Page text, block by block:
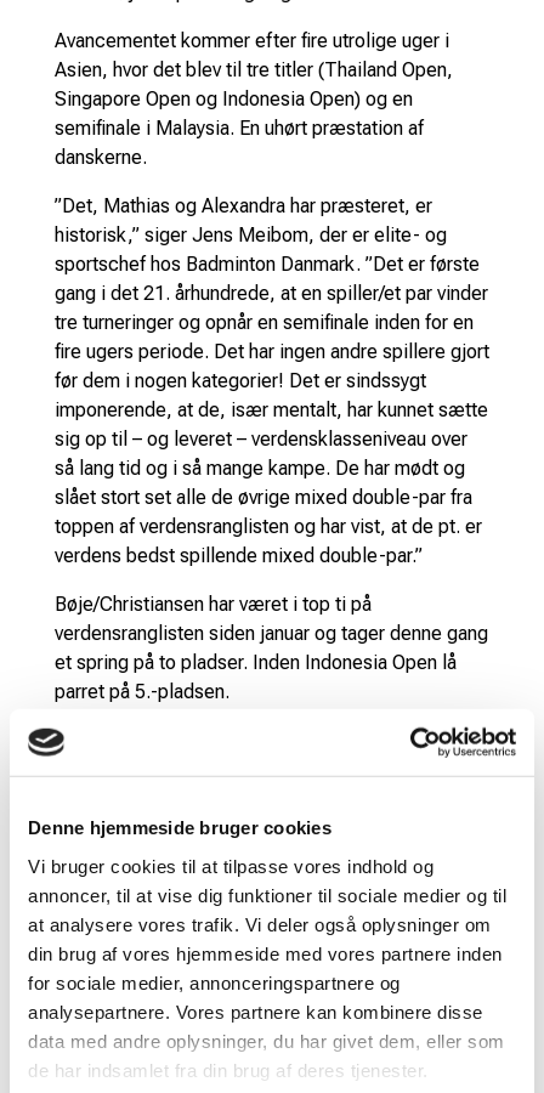
Denne hjemmeside bruger cookies
Vi bruger cookies til at tilpasse vores indhold og
annoncer, til at vise dig funktioner til sociale medier og til
at analysere vores trafik. Vi deler også oplysninger om
din brug af vores hjemmeside med vores partnere inden
for sociale medier, annonceringspartnere og
analysepartnere. Vores partnere kan kombinere disse
data med andre oplysninger, du har givet dem, eller som
de har indsamlet fra din brug af deres tjenester.
Avancementet kommer efter fire utrolige uger i
Asien, hvor det blev til tre titler (Thailand Open,
Singapore Open og Indonesia Open) og en
semifinale i Malaysia. En uhørt præstation af
danskerne.
”Det, Mathias og Alexandra har præsteret, er
historisk,” siger Jens Meibom, der er elite- og
sportschef hos Badminton Danmark. ”Det er første
gang i det 21. århundrede, at en spiller/et par vinder
tre turneringer og opnår en semifinale inden for en
fire ugers periode. Det har ingen andre spillere gjort
før dem i nogen kategorier! Det er sindssygt
imponerende, at de, især mentalt, har kunnet sætte
sig op til – og leveret – verdensklasseniveau over
så lang tid og i så mange kampe. De har mødt og
slået stort set alle de øvrige mixed double-par fra
toppen af verdensranglisten og har vist, at de pt. er
verdens bedst spillende mixed double-par.”
Bøje/Christiansen har været i top ti på
verdensranglisten siden januar og tager denne gang
et spring på to pladser. Inden Indonesia Open lå
parret på 5.-pladsen.
”Det er virkelig flot, at Alexandra og Mathias er
klart, at der er ingen garantier for, at de kan
opretholde deres nuværende niveau, men jeg tror,
at de har fundet et spillekoncept og en tro på egne
evner, som gør, at de nu er mere robuste og har et
højere bundniveau end tidligere. Det giver grund til
optimisme,” siger Jens Meibom, der også sender
roser afsted til teamet bag den danske mixed
double:
”Mathias og Alexandra skal have majoriteten af